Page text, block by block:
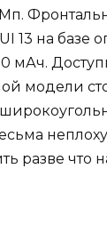
13 на базе
мАч.
модели
разве что